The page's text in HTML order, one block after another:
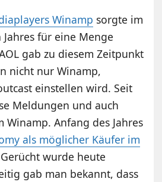
Winamp sorgte im
für eine Menge
gab zu diesem Zeitpunkt
nicht nur Winamp,
einstellen wird. Seit
Meldungen und auch
Winamp. Anfang des Jahres
als möglicher Käufer im
wurde heute
gab man bekannt, dass